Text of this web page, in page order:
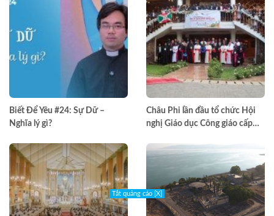
Biết Để Yêu #24: Sự Dữ –
Nghĩa lý gì?
Châu Phi lần đầu tổ chức Hội
nghị Giáo dục Công giáo cấp
Tắt quảng cáo [X]